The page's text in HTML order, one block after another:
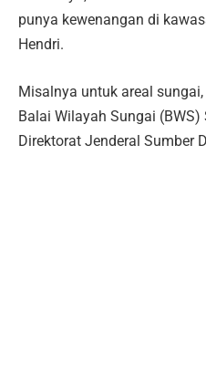
punya kewenangan di
Hendri.
Misalnya untuk areal
Balai Wilayah Sungai (BWS)
Direktorat Jenderal Sumber